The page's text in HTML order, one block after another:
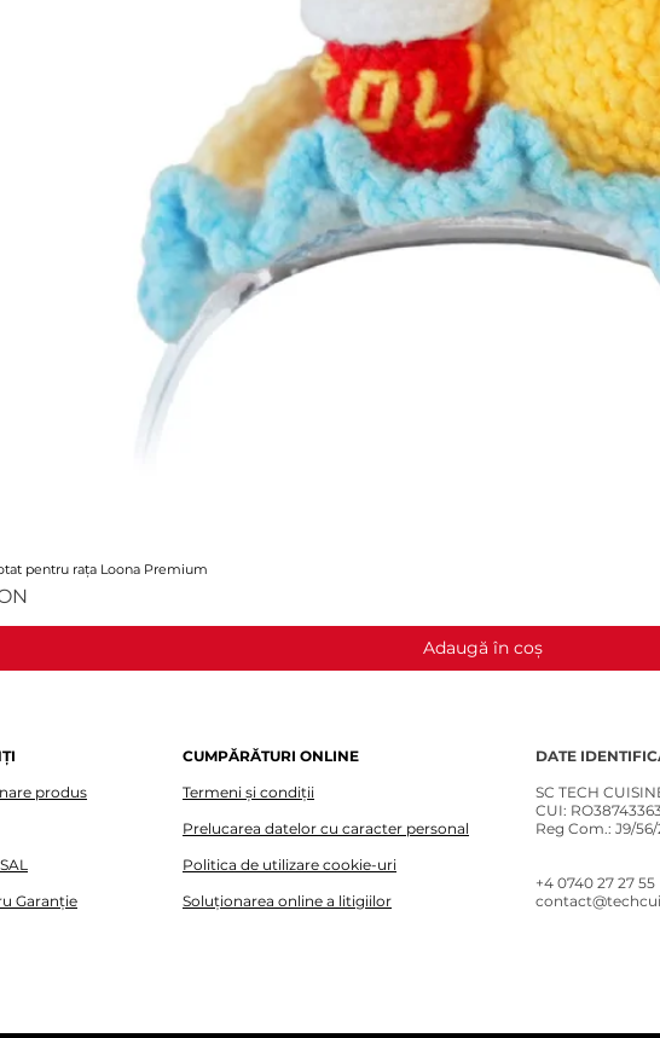
pentru rața Loona Premium
Adaugă în coș
produs
Garanție
CUMPĂRĂTURI ONLINE
Termeni și condiții
Prelucarea datelor cu caracter personal
Politica de utilizare cookie-uri
Soluționarea online a litigiilor
DATE
SC TECH
CUI:
Reg Com.: J9/56/
+4 0740 27 27 55​